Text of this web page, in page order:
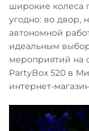
широкие колеса
угодно: во двор,
автономной
идеальным
мероприятий на
PartyBox 520 в
интернет-